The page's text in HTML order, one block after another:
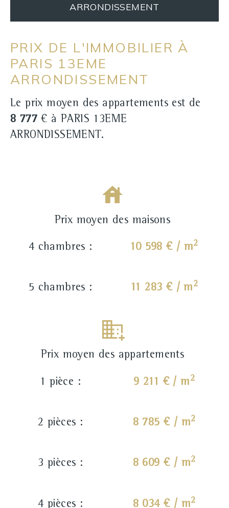
ARRONDISSEMENT
PRIX DE L'IMMOBILIER À
PARIS 13EME
ARRONDISSEMENT
Le prix moyen des appartements est de
8 777 € à PARIS 13EME
ARRONDISSEMENT.
Prix moyen des maisons
4 chambres : 10 598 € / m2
5 chambres : 11 283 € / m2
Prix moyen des appartements
1 pièce : 9 211 € / m2
2 pièces : 8 785 € / m2
3 pièces : 8 609 € / m2
4 pièces : 8 034 € / m2